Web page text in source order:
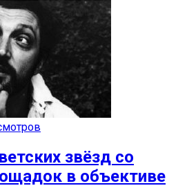
звёзд со
в объективе